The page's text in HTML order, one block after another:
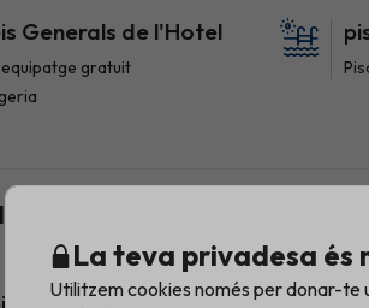
La teva privadesa
Utilitzem cookies només per donar-
Generals de l'Hotel
gratuit